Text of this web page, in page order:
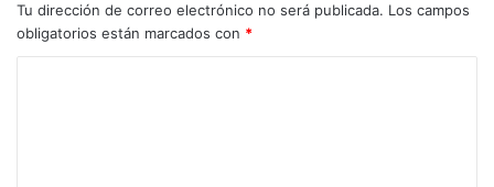
Tu dirección de correo electrónico no será publicada. Los campos
obligatorios están marcados con *